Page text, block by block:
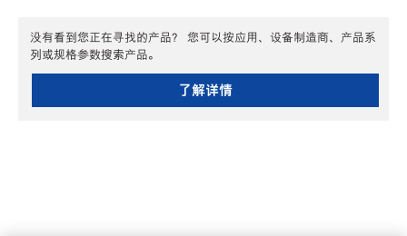
没有看到您正在寻找的产品？ 您可以按应用、设备制造商、产品系
列或规格参数搜索产品。
了解详情